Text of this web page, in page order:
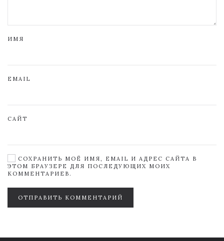
ИМЯ
EMAIL
САЙТ
СОХРАНИТЬ МОЁ ИМЯ, EMAIL И АДРЕС САЙТА В
ЭТОМ БРАУЗЕРЕ ДЛЯ ПОСЛЕДУЮЩИХ МОИХ
КОММЕНТАРИЕВ.
ОТПРАВИТЬ КОММЕНТАРИЙ